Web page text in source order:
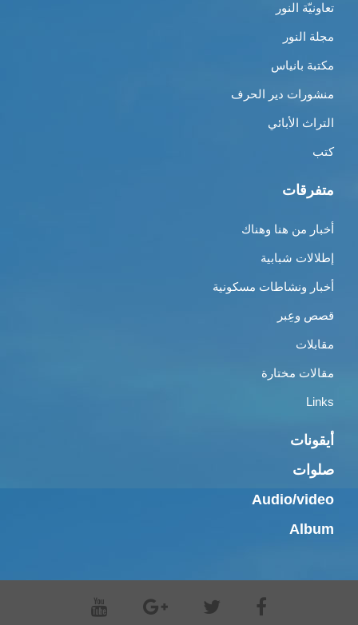
تعاونيّة النور
مجلة النور
مكتبة بانياس
منشورات دير الحرف
التراث الأبائي
كتب
متفرقات
أخبار من هنا وهناك
إطلالات شبابية
أخبار ونشاطات مسكونية
قصص وعِبر
مقابلات
مقالات مختارة
Links
أيقونات
صلوات
Audio/video
Album